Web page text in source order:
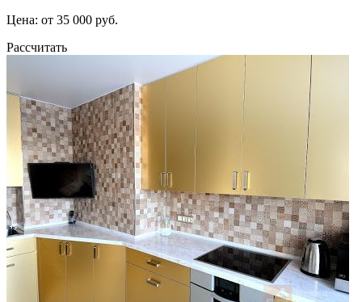
Цена: от 35 000 руб.
Рассчитать